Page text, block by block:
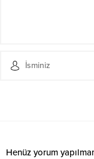
Henüz yorum